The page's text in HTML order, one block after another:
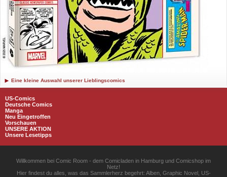
Eine kleine Auswahl unserer Lieblingscomics
US-Comics
Deutsche Comics
Manga
Neu Eingetroffen
Vorschauen
UNSERE AKTION
Unsere Lesetipps
Willkommen bei Comic Room - dem Comicladen in Hamburg und Comicshop im
Netz!
Hier findest du alles, was das Sammlerherz begehrt: Alben, Graphic Novel, US-